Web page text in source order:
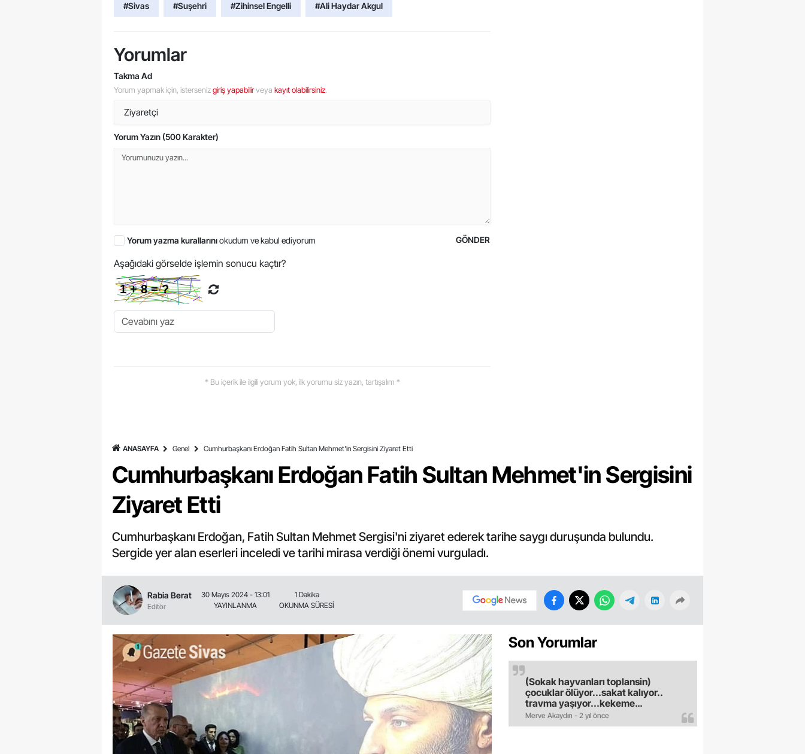
#Sivas #Suşehri #Zihinsel Engelli #Ali Haydar Akgul
Yorumlar
Takma Ad
Yorum yapmak için, istersenizgiriş yapabilirveya kayıt olabilirsiniz.
Yorum Yazın (500 Karakter)
GÖNDER
Yorum yazma kurallarınıokudum ve kabul ediyorum
Aşağıdaki görselde işlemin sonucu kaçtır?
* Bu içerik ile ilgili yorum yok, ilk yorumu siz yazın, tartışalım *
ANASAYFA Genel Cumhurbaşkanı Erdoğan Fatih Sultan Mehmet'in Sergisini Ziyaret Etti
Cumhurbaşkanı Erdoğan Fatih Sultan Mehmet'in Sergisini
Ziyaret Etti
Cumhurbaşkanı Erdoğan, Fatih Sultan Mehmet Sergisi'ni ziyaret ederek tarihe saygı duruşunda bulundu.
Sergide yer alan eserleri inceledi ve tarihi mirasa verdiği önemi vurguladı.
Rabia Berat
Editör
30 Mayıs 2024 - 13:01
YAYINLANMA
1 Dakika
OKUNMA SÜRESİ
Son Yorumlar
Merve Akaydın - 2 yıl önce
(Sokak hayvanları toplansin)
çocuklar ölüyor...sakat kalıyor..
travma yaşıyor...kekeme
oluyor..gece sokağa çikilmiyor..dışkı
ile hastalık saciyorlar.araba ve taksi